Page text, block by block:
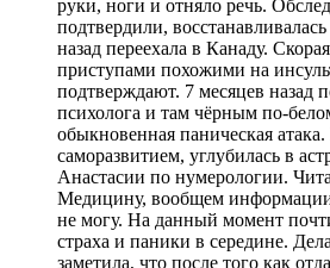
руки, ноги и отняло речь.
подтвердили,
назад переехала в Канаду.
приступами похожими на
подтверждают. 7 месяцев назад
психолога и там чёрным по-
обыкновенная паническая
саморазвитием, углубилась в
Анастасии по нумерологии.
Медицину, вообщем
не могу. На данный момент
страха и паники в середине.
заметила, что после того как